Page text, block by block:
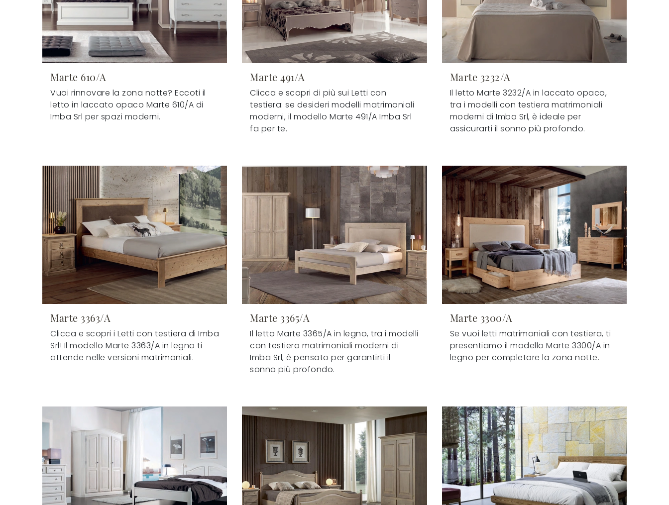
Marte 610/A
Vuoi rinnovare la zona notte? Eccoti il
letto in laccato opaco Marte 610/A di
Imba Srl per spazi moderni.
Marte 491/A
Clicca e scopri di più sui Letti con
testiera: se desideri modelli matrimoniali
moderni, il modello Marte 491/A Imba Srl
fa per te.
Marte 3232/A
Il letto Marte 3232/A in laccato opaco,
tra i modelli con testiera matrimoniali
moderni di Imba Srl, è ideale per
assicurarti il sonno più profondo.
Marte 3363/A
Clicca e scopri i Letti con testiera di Imba
Srl! Il modello Marte 3363/A in legno ti
attende nelle versioni matrimoniali.
Marte 3365/A
Il letto Marte 3365/A in legno, tra i modelli
con testiera matrimoniali moderni di
Imba Srl, è pensato per garantirti il
sonno più profondo.
Marte 3300/A
Se vuoi letti matrimoniali con testiera, ti
presentiamo il modello Marte 3300/A in
legno per completare la zona notte.